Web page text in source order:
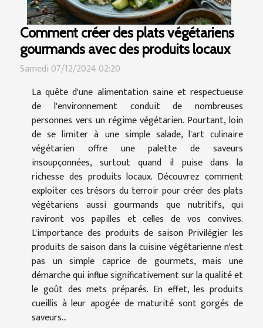
Comment créer des plats végétariens
gourmands avec des produits locaux
Samedi 07/12/2024 02:20
La quête d'une alimentation saine et respectueuse
de l'environnement conduit de nombreuses
personnes vers un régime végétarien. Pourtant, loin
de se limiter à une simple salade, l'art culinaire
végétarien offre une palette de saveurs
insoupçonnées, surtout quand il puise dans la
richesse des produits locaux. Découvrez comment
exploiter ces trésors du terroir pour créer des plats
végétariens aussi gourmands que nutritifs, qui
raviront vos papilles et celles de vos convives.
L'importance des produits de saison Privilégier les
produits de saison dans la cuisine végétarienne n'est
pas un simple caprice de gourmets, mais une
démarche qui influe significativement sur la qualité et
le goût des mets préparés. En effet, les produits
cueillis à leur apogée de maturité sont gorgés de
saveurs...